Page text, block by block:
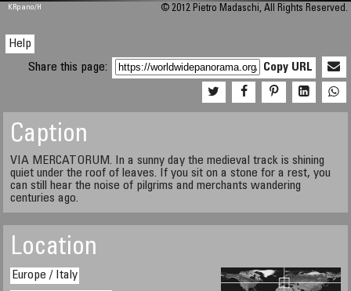
KRpano/H © 2012 Pietro Madaschi, All Rights Reserved.
Help
Share this page:
Copy URL
Caption
VIA MERCATORUM. In a sunny day the medieval track is shining
quiet under the roof of leaves. If you sit on a stone for a rest, you
can still hear the noise of pilgrims and merchants wandering
centuries ago.
Location
Europe / Italy